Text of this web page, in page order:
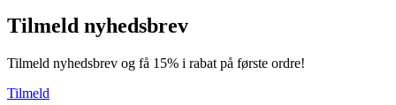
Tilmeld nyhedsbrev
Tilmeld nyhedsbrev og få 15% i rabat på første ordre!
Tilmeld